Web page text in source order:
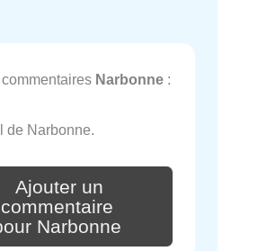
Narbonne :
de Narbonne.
Ajouter un
commentaire
Narbonne